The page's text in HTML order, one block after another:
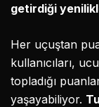
getirdiği
Her uçuştan
kullanıcıları,
topladığı
yaşayabiliyor.